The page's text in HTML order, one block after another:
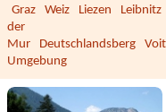
Graz Weiz Liezen Leibnitz
der
Mur
Deutschlandsberg
Umgebung